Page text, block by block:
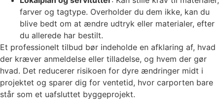
farver og tagtype. Overholder du dem ikke, kan du
blive bedt om at ændre udtryk eller materialer, efter
du allerede har bestilt.
Et professionelt tilbud bør indeholde en afklaring af, hvad
der kræver anmeldelse eller tilladelse, og hvem der gør
hvad. Det reducerer risikoen for dyre ændringer midt i
projektet og sparer dig for ventetid, hvor carporten bare
står som et uafsluttet byggeprojekt.